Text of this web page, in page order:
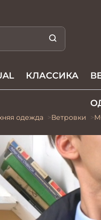
КЛАССИКА
одежда Ветровки